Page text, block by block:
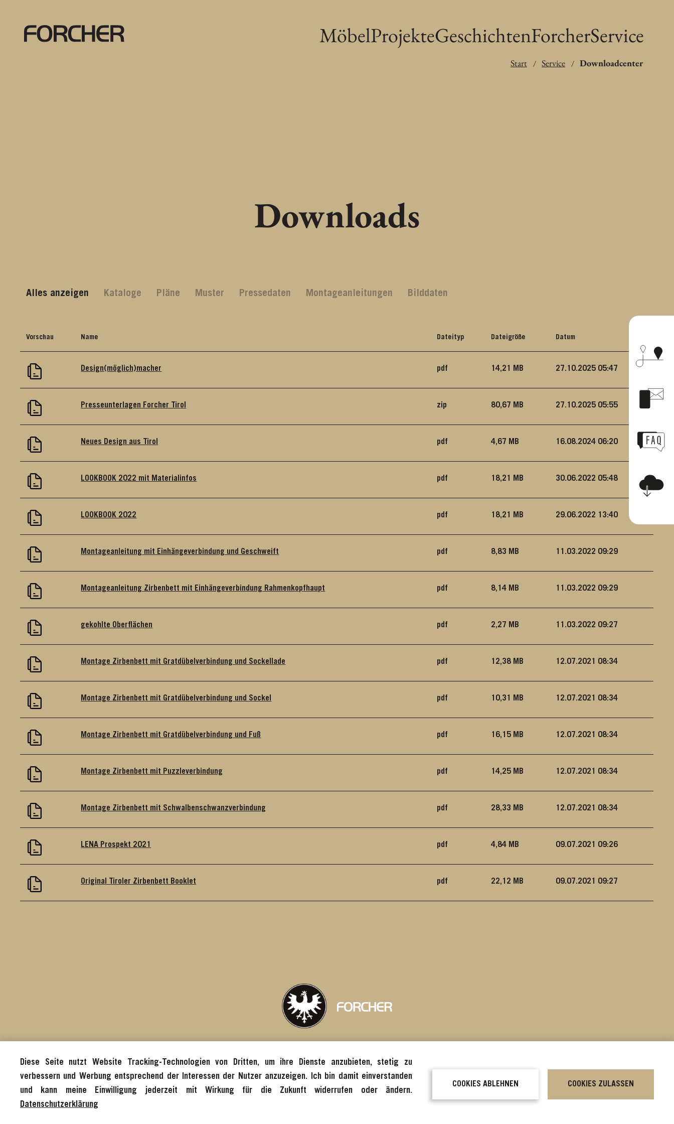
Start / Service / Downloadcenter
Downloads
Alles anzeigen Kataloge Pläne Muster Pressedaten Montageanleitungen Bilddaten
Vorschau Name Dateityp Dateigröße Datum
Design(möglich)macher pdf 14,21 MB 27.10.2025 05:47
Presseunterlagen Forcher Tirol zip 80,67 MB 27.10.2025 05:55
Neues Design aus Tirol pdf 4,67 MB 16.08.2024 06:20
LOOKBOOK 2022 mit Materialinfos pdf 18,21 MB 30.06.2022 05:48
LOOKBOOK 2022 pdf 18,21 MB 29.06.2022 13:40
Montageanleitung mit Einhängeverbindung und Geschweift pdf 8,83 MB 11.03.2022 09:29
Montageanleitung Zirbenbett mit Einhängeverbindung Rahmenkopfhaupt pdf 8,14 MB 11.03.2022 09:29
gekohlte Oberflächen pdf 2,27 MB 11.03.2022 09:27
Montage Zirbenbett mit Gratdübelverbindung und Sockellade pdf 12,38 MB 12.07.2021 08:34
Montage Zirbenbett mit Gratdübelverbindung und Sockel pdf 10,31 MB 12.07.2021 08:34
Montage Zirbenbett mit Gratdübelverbindung und Fuß pdf 16,15 MB 12.07.2021 08:34
Montage Zirbenbett mit Puzzleverbindung pdf 14,25 MB 12.07.2021 08:34
Montage Zirbenbett mit Schwalbenschwanzverbindung pdf 28,33 MB 12.07.2021 08:34
LENA Prospekt 2021 pdf 4,84 MB 09.07.2021 09:26
Original Tiroler Zirbenbett Booklet pdf 22,12 MB 09.07.2021 09:27
Forcher Händler finden Kontakt
Diese Seite nutzt Website Tracking-Technologien von Dritten, um ihre Dienste anzubieten, stetig zu
verbessern und Werbung entsprechend der Interessen der Nutzer anzuzeigen. Ich bin damit einverstanden
und kann meine Einwilligung jederzeit mit Wirkung für die Zukunft widerrufen oder ändern.
Datenschutzerklärung
COOKIES ABLEHNEN COOKIES ZULASSEN
MöbelProjekteGeschichtenForcherService